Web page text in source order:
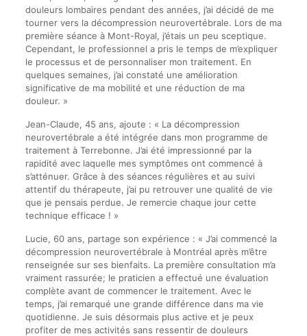
douleurs lombaires pendant des années, j’ai décidé de me
tourner vers la décompression neurovertébrale. Lors de ma
première séance à Mont-Royal, j’étais un peu sceptique.
Cependant, le professionnel a pris le temps de m’expliquer
le processus et de personnaliser mon traitement. En
quelques semaines, j’ai constaté une amélioration
significative de ma mobilité et une réduction de ma
douleur. »
Jean-Claude, 45 ans, ajoute : « La décompression
neurovertébrale a été intégrée dans mon programme de
traitement à Terrebonne. J’ai été impressionné par la
rapidité avec laquelle mes symptômes ont commencé à
s’atténuer. Grâce à des séances régulières et au suivi
attentif du thérapeute, j’ai pu retrouver une qualité de vie
que je pensais perdue. Je remercie chaque jour cette
technique efficace ! »
Lucie, 60 ans, partage son expérience : « J’ai commencé la
décompression neurovertébrale à Montréal après m’être
renseignée sur ses bienfaits. La première consultation m’a
vraiment rassurée; le praticien a effectué une évaluation
complète avant de commencer le traitement. Avec le
temps, j’ai remarqué une grande différence dans ma vie
quotidienne. Je suis désormais plus active et je peux
profiter de mes activités sans ressentir de douleurs